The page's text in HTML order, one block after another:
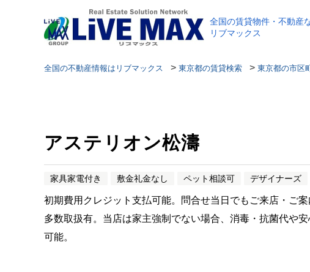
全国の賃貸物件・不動産
リブマックス
全国の不動産情報はリブマックス > 東京都の賃貸検索 > 東京都の市区
アステリオン松濤
家具家電付き 敷金礼金なし ペット相談可 デザイナーズ
初期費用クレジット支払可能。問合せ当日でもご来店・ご
多数取扱有。当店は家主強制でない場合、消毒・抗菌代や
可能。